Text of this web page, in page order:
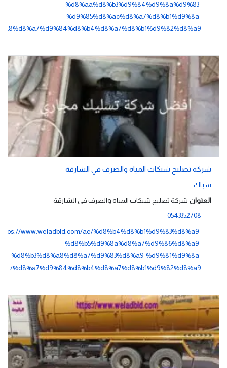
%d8%aa%d8%b3%d9%84%d9%8a%d9%83-
%d9%85%d8%ac%d8%a7%d8%b1%d9%8a-
شركة تصليح شبكات المياه والصرف في الشارقة
سباك
العنوان شركة تصليح شبكات المياه والصرف في الشارقة
0543352708
https://www.weladbld.com/ae/%d8%b4%d8%b1%d9%83%d8%a9-
%d8%b5%d9%8a%d8%a7%d9%86%d8%a9-
%d8%b3%d8%a8%d8%a7%d9%83%d8%a9-%d9%81%d9%8a-
%d8%a7%d9%84%d8%b4%d8%a7%d8%b1%d9%82%d8%a9/